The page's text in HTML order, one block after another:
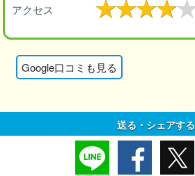
アクセス
Google口コミも見る
送る・シェアする